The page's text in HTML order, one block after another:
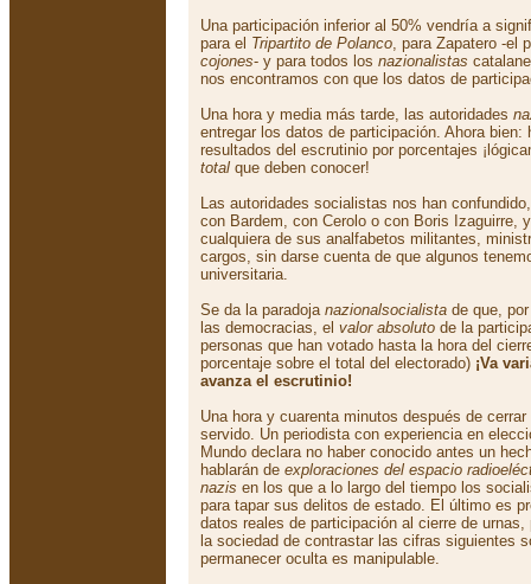
Una participación inferior al 50% vendría a
para el Tripartito de Polanco, para Zapatero -el
cojones- y para todos los nazionalistas
nos encontramos con que los datos de
Una hora y media más tarde, las autoridades
entregar los datos de participación. Ahora bien:
resultados del escrutinio por porcentajes
total que deben conocer!
Las autoridades socialistas nos han
con Bardem, con Cerolo o con Boris Izaguirre,
cualquiera de sus analfabetos militantes,
cargos, sin darse cuenta de que algunos
universitaria.
Se da la paradoja nazionalsocialista de que,
las democracias, el valor absoluto de la
personas que han votado hasta la hora del
porcentaje sobre el total del electorado) ¡Va
avanza el escrutinio!
Una hora y cuarenta minutos después de
servido. Un periodista con experiencia en
Mundo declara no haber conocido antes un
hablarán de exploraciones del espacio
nazis en los que a lo largo del tiempo los
para tapar sus delitos de estado. El último es
datos reales de participación al cierre de
la sociedad de contrastar las cifras siguientes
permanecer oculta es manipulable.